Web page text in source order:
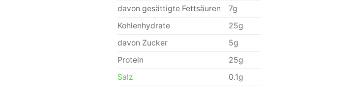
davon gesättigte Fettsäuren
7g
Kohlenhydrate
25g
davon Zucker
5g
Protein
25g
Salz
0.1g